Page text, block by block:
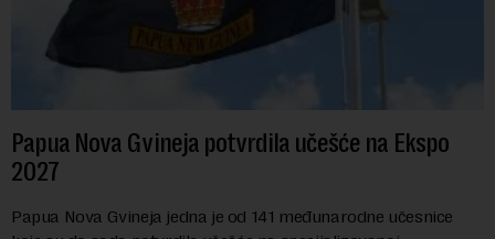
Papua Nova Gvineja potvrdila učešće na Ekspo
2027
Papua Nova Gvineja jedna je od 141 međunarodne učesnice